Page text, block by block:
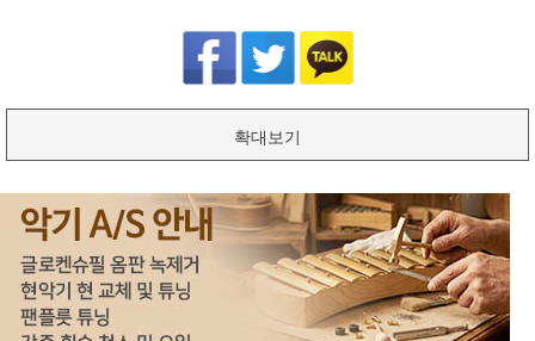
확대보기